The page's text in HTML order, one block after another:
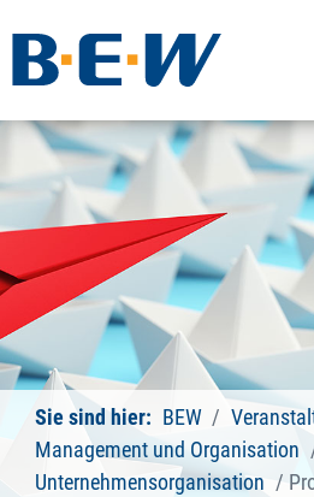
Sie sind hier: BEW
Management und Organisation
Unternehmensorganisation